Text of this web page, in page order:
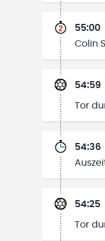
55:00
Colin
54:59
Tor
54:36
54:25
Tor